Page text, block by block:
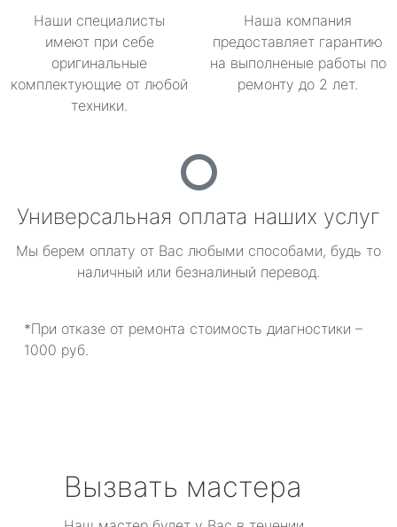
Наши специалисты
имеют при себе
оригинальные
комплектующие от любой
техники.
Наша компания
предоставляет гарантию
на выполненые работы по
ремонту до 2 лет.
Универсальная оплата наших услуг
Мы берем оплату от Вас любыми способами, будь то
наличный или безналиный перевод.
*При отказе от ремонта стоимость диагностики –
1000 руб.
Вызвать мастера